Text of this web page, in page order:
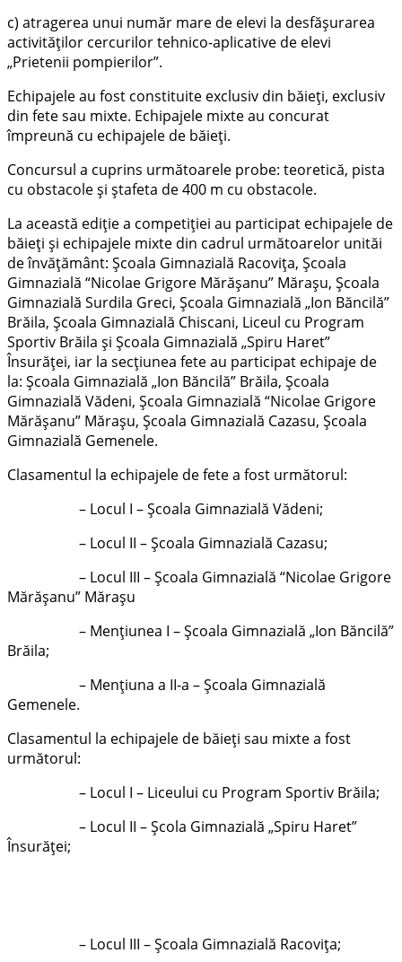
c) atragerea unui număr mare de elevi la desfăşurarea
activităţilor cercurilor tehnico-aplicative de elevi
„Prietenii pompierilor”.
Echipajele au fost constituite exclusiv din băieţi, exclusiv
din fete sau mixte. Echipajele mixte au concurat
împreună cu echipajele de băieţi.
Concursul a cuprins următoarele probe: teoretică, pista
cu obstacole și ştafeta de 400 m cu obstacole.
La această ediție a competiției au participat echipajele de
băieți și echipajele mixte din cadrul următoarelor unităi
de învățământ: Școala Gimnazială Racovița, Școala
Gimnazială “Nicolae Grigore Mărășanu” Mărașu, Școala
Gimnazială Surdila Greci, Școala Gimnazială „Ion Băncilă”
Brăila, Școala Gimnazială Chiscani, Liceul cu Program
Sportiv Brăila și Școala Gimnazială „Spiru Haret”
Însurăței, iar la secțiunea fete au participat echipaje de
la: Școala Gimnazială „Ion Băncilă” Brăila, Școala
Gimnazială Vădeni, Școala Gimnazială “Nicolae Grigore
Mărășanu” Mărașu, Școala Gimnazială Cazasu, Școala
Gimnazială Gemenele.
Clasamentul la echipajele de fete a fost următorul:
– Locul I – Școala Gimnazială Vădeni;
– Locul II – Școala Gimnazială Cazasu;
– Locul III – Școala Gimnazială “Nicolae Grigore
Mărășanu” Mărașu
– Menţiunea I – Şcoala Gimnazială „Ion Băncilă”
Brăila;
– Menţiuna a II-a – Școala Gimnazială
Gemenele.
Clasamentul la echipajele de băieți sau mixte a fost
următorul:
– Locul I – Liceului cu Program Sportiv Brăila;
– Locul II – Școla Gimnazială „Spiru Haret”
Însurăței;
– Locul III – Școala Gimnazială Racovița;